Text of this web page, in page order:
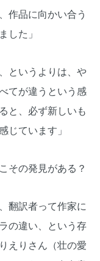
作品に向かい合う
した」
というよりは、や
てが違うという感
と、必ず新しいも
じています」
の発見がある？
翻訳者って作家に
の違い、という存
えりさん（壮の愛